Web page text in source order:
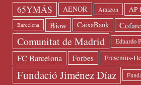
65YMÁS AENOR Amazon AP
Barcelona Biow CaixaBank
Comunitat de Madrid Eduardo
FC Barcelona Forbes Fresenius-
Fundació Jiménez Díaz